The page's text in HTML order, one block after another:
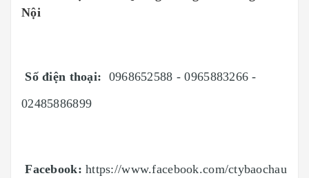
Nội
Số điện thoại: 0968652588 - 0965883266 -
02485886899
Facebook:https://www.facebook.com/ctybaochau